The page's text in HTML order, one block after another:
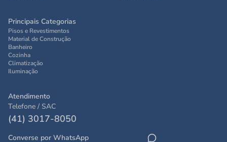
Principais Categorias
Pisos e Revestimentos
Material de Construção
Banheiro
Cozinha
Climatização
Iluminação
Atendimento
Telefone / SAC
(41) 3017-8050
Converse por WhatsApp